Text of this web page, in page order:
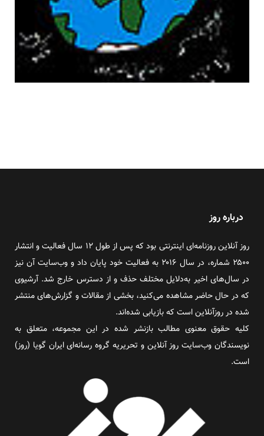
درباره روز
روز آنلاین روزنامه‌ای اینترنتی بود که پس از طول ۱۲ سال فعالیت و انتشار
۲۵۰۰ شماره، در سال ۲۰۱۶ به فعالیت خود پایان داد و وب‌سایت آن نیز
در سال‌های اخیر به‌دلایل مختلف حذف و از دسترس خارج شد. آرشیوی
که در حال حاضر مشاهده می‌کنید، بخشی از مقالات و گزارش‌های منتشر
شده در روزآنلاین است که بازیابی شده‌اند.
کلیه حقوق معنوی مطالب بازنشر شده در این مجموعه، متعلق به
نویسندگان وب‌سایت روز آنلاین و تحریریه گروه رسانه‌ای ایران گویا (روز)
است.